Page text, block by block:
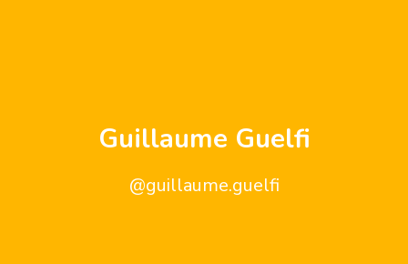
Guillaume Guelfi
@guillaume.guelfi